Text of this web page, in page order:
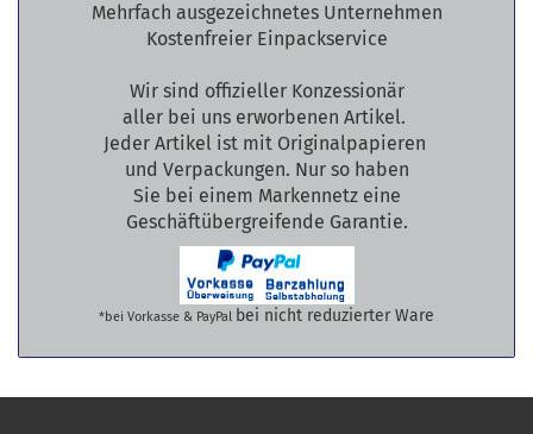
Mehrfach ausgezeichnetes Unternehmen
Kostenfreier Einpackservice
Wir sind offizieller Konzessionär
aller bei uns erworbenen Artikel.
Jeder Artikel ist mit Originalpapieren
und Verpackungen. Nur so haben
Sie bei einem Markennetz eine
Geschäftübergreifende Garantie.
*bei Vorkasse & PayPal bei nicht reduzierter Ware